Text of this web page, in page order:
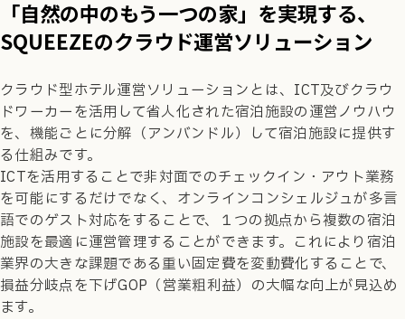
「自然の中のもう一つの家」を実現する、
SQUEEZEのクラウド運営ソリューション
クラウド型ホテル運営ソリューションとは、ICT及びクラウ
ドワーカーを活用して省人化された宿泊施設の運営ノウハウ
を、機能ごとに分解（アンバンドル）して宿泊施設に提供す
る仕組みです。
ICTを活用することで非対面でのチェックイン・アウト業務
を可能にするだけでなく、オンラインコンシェルジュが多言
語でのゲスト対応をすることで、１つの拠点から複数の宿泊
施設を最適に運営管理することができます。これにより宿泊
業界の大きな課題である重い固定費を変動費化することで、
損益分岐点を下げGOP（営業粗利益）の大幅な向上が見込め
ます。